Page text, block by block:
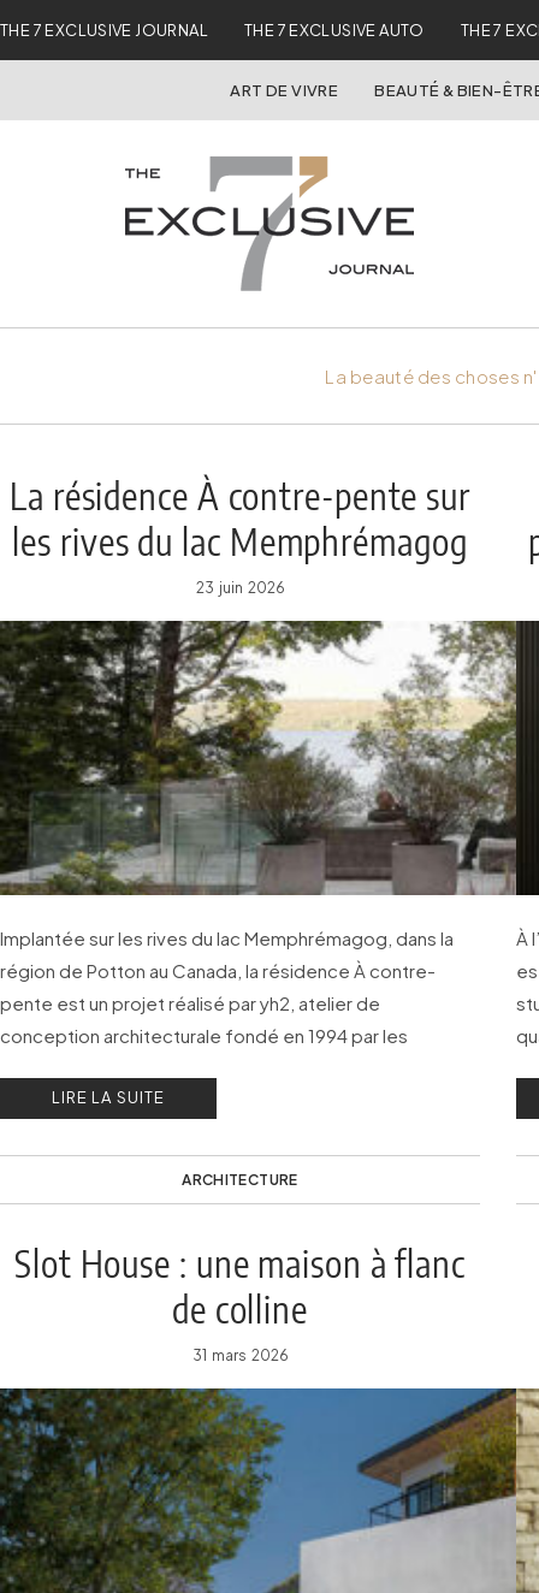
THE 7 EXCLUSIVE JOURNAL THE 7 EXCLUSIVE AUTO THE 7
ART DE VIVRE BEAUTÉ & BIEN-
La beauté des choses
La résidence À contre-pente sur
les rives du lac Memphrémagog
23 juin 2026
Implantée sur les rives du lac Memphrémagog, dans la
région de Potton au Canada, la résidence À contre-
pente est un projet réalisé par yh2, atelier de
conception architecturale fondé en 1994 par les
Yiacouvakis.
LIRE LA SUITE
ARCHITECTURE
À
Slot House : une maison à flanc
de colline
31 mars 2026